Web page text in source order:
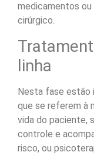
medicamentos
cirúrgico.
linha
Nesta fase estão
que se referem à
vida do paciente,
controle e
risco, ou